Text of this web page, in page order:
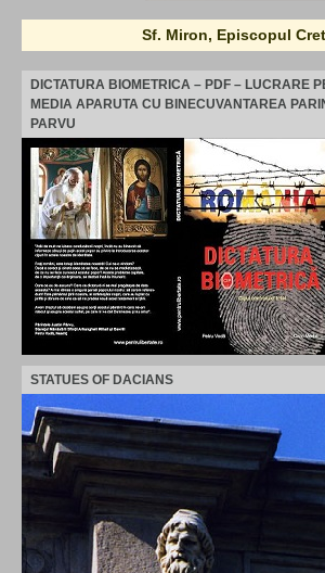
Sf. Miron, Episcopul
DICTATURA BIOMETRICA – PDF – LUCRARE
MEDIA APARUTA CU BINECUVANTAREA
PARVU
STATUES OF DACIANS